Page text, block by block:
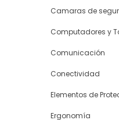
Camaras de
Computadores y
Comunicación
Conectividad
Elementos de
Ergonomía